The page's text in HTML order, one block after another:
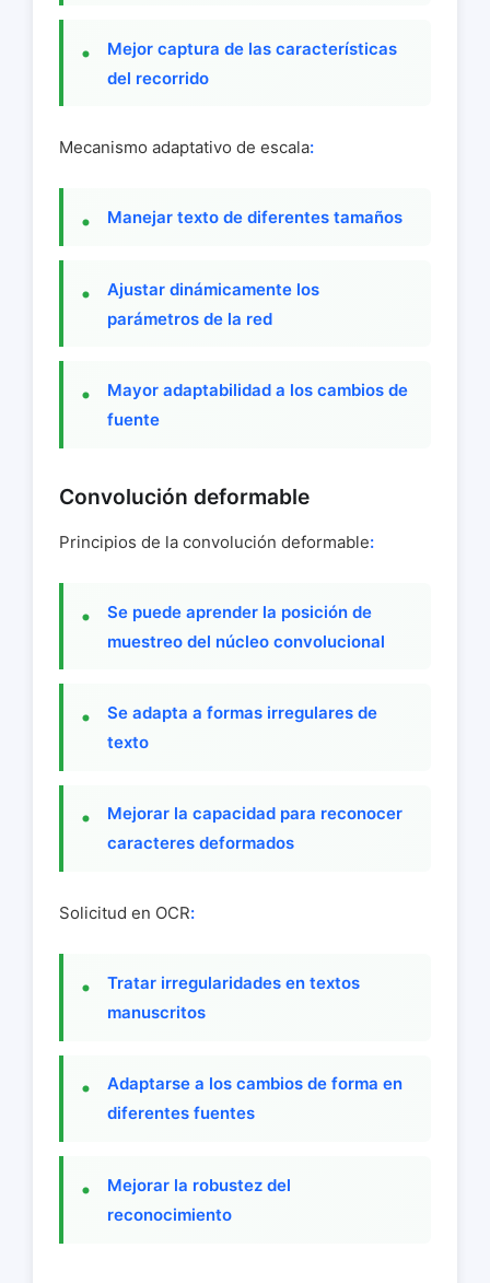
Mejor captura de las características
del recorrido
Mecanismo adaptativo de escala:
Manejar texto de diferentes tamaños
Ajustar dinámicamente los
parámetros de la red
Mayor adaptabilidad a los cambios de
fuente
Convolución deformable
Principios de la convolución deformable:
Se puede aprender la posición de
muestreo del núcleo convolucional
Se adapta a formas irregulares de
texto
Mejorar la capacidad para reconocer
caracteres deformados
Solicitud en OCR:
Tratar irregularidades en textos
manuscritos
Adaptarse a los cambios de forma en
diferentes fuentes
Mejorar la robustez del
reconocimiento